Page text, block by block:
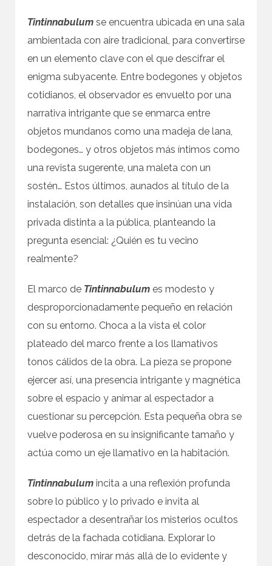
Tintinnabulum se encuentra ubicada en una sala
ambientada con aire tradicional, para convertirse
en un elemento clave con el que descifrar el
enigma subyacente. Entre bodegones y objetos
cotidianos, el observador es envuelto por una
narrativa intrigante que se enmarca entre
objetos mundanos como una madeja de lana,
bodegones… y otros objetos más íntimos como
una revista sugerente, una maleta con un
sostén… Estos últimos, aunados al título de la
instalación, son detalles que insinúan una vida
privada distinta a la pública, planteando la
pregunta esencial: ¿Quién es tu vecino
realmente?
El marco de Tintinnabulum es modesto y
desproporcionadamente pequeño en relación
con su entorno. Choca a la vista el color
plateado del marco frente a los llamativos
tonos cálidos de la obra. La pieza se propone
ejercer así, una presencia intrigante y magnética
sobre el espacio y animar al espectador a
cuestionar su percepción. Esta pequeña obra se
vuelve poderosa en su insignificante tamaño y
actúa como un eje llamativo en la habitación.
Tintinnabulum incita a una reflexión profunda
sobre lo público y lo privado e invita al
espectador a desentrañar los misterios ocultos
detrás de la fachada cotidiana. Explorar lo
desconocido, mirar más allá de lo evidente y